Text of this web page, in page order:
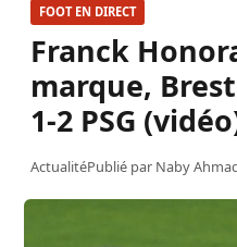
FOOT EN DIRECT
Franck
marque,
1-2 PSG
ActualitéPublié par Naby